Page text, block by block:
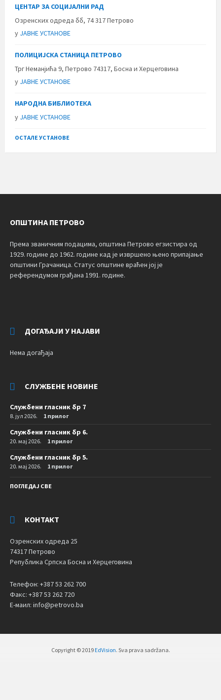
ЦЕНТАР ЗА СОЦИЈАЛНИ РАД
Озренских одреда бб, 74 317 Петрово
у ЈАВНЕ УСТАНОВЕ
ПОЛИЦИЈСКА СТАНИЦА ПЕТРОВО
Трг Неманјића 9, Петрово 74317, Босна и Херцеговина
у ЈАВНЕ УСТАНОВЕ
НАРОДНА БИБЛИОТЕКА
у ЈАВНЕ УСТАНОВЕ
ОСТАЛЕ УСТАНОВЕ
ОПШТИНА ПЕТРОВО
Према званичним подацима, општина Петрово егзистира од
1929. године до 1962. године кад је извршено њено припајање
општини Грачаница. Статус општине враћен јој је
референдумом грађана 1991. године.
ДОГАЂАЈИ У НАЈАВИ
Нема догађаја
СЛУЖБЕНЕ НОВИНЕ
Службени гласник бр 7
8. јул 2026. 1 прилог
Службени гласник бр 6.
20. мај 2026. 1 прилог
Службени гласник бр 5.
20. мај 2026. 1 прилог
ПОГЛЕДАЈ СВЕ
КОНТАКТ
Озренских одреда 25
74317 Петрово
Република Српска Босна и Херцеговина
Телефон: +387 53 262 700
Факс: +387 53 262 720
Е-маил: info@petrovo.ba
Copyright © 2019 EdVision. Sva prava sadržana.